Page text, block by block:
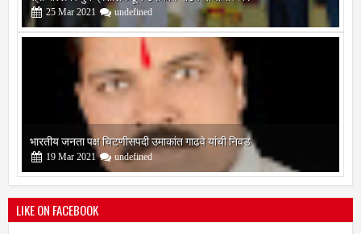
25 Mar 2021 undefined
भारतीय जनता पक्ष चिटणीसपदी उमाकांत गाढवे यांची निवड
19 Mar 2021 undefined
LIKE ON FACEBOOK